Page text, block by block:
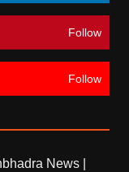
Follow
Follow
News